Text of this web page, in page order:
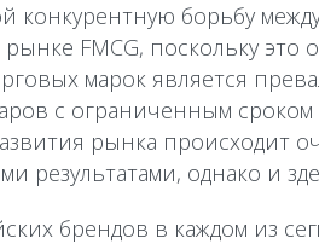
конкурентную борьбу
FMCG, поскольку
марок является
с ограниченным
рынка происходит
результатами, однако
брендов в каждом из